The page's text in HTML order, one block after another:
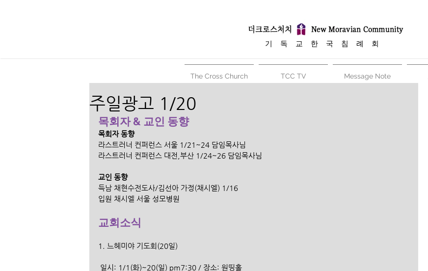
​기 독 교 한 국 침 례 회
The Cross Church TCC TV Message Note
주일광고 1/20
목회자 & 교인 동향
목회자 동향
라스트러너 컨퍼런스 서울 1/21~24 담임목사님
라스트러너 컨퍼런스 대전,부산 1/24~26 담임목사님
교인 동향
득남 채현수전도사/김선아 가정(채시엘) 1/16
입원 채시엘 서울 성모병원
교회소식
1. 느헤미야 기도회(20일)
일시: 1/1(화)~20(일) pm7:30 / 장소: 원띵홀